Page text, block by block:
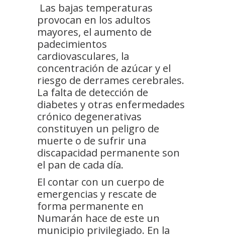
Las bajas temperaturas
provocan en los adultos
mayores, el aumento de
padecimientos
cardiovasculares, la
concentración de azúcar y el
riesgo de derrames cerebrales.
La falta de detección de
diabetes y otras enfermedades
crónico degenerativas
constituyen un peligro de
muerte o de sufrir una
discapacidad permanente son
el pan de cada día.
El contar con un cuerpo de
emergencias y rescate de
forma permanente en
Numarán hace de este un
municipio privilegiado. En la